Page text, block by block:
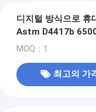
디지털 방식으로
Astm D4417b
MOQ：1
최고의 가